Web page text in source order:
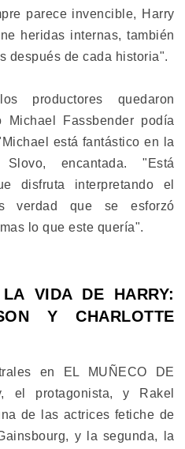
parece invencible, Harry
heridas internas, también
después de cada historia".
productores quedaron
Fassbender podía
está fantástico en la
encantada. "Está
disfruta interpretando el
verdad que se esforzó
lo que este quería".
VIDA DE HARRY:
Y CHARLOTTE
en EL MUÑECO DE
el protagonista, y Rakel
de las actrices fetiche de
y la segunda, la